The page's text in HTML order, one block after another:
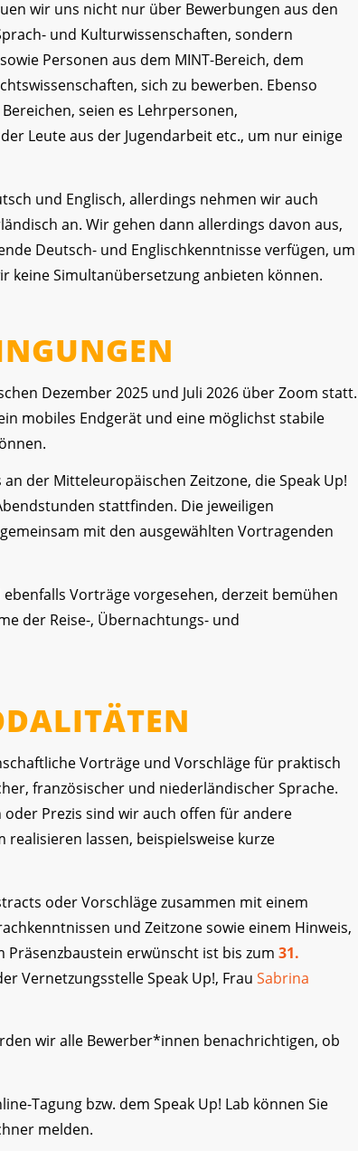
wir uns nicht nur über Bewerbungen aus den
und Kulturwissenschaften, sondern
Personen aus dem MINT-Bereich, dem
sich zu bewerben. Ebenso
seien es Lehrpersonen,
Leute aus der Jugendarbeit etc., um nur einige
und Englisch, allerdings nehmen wir auch
an. Wir gehen dann allerdings davon aus,
Deutsch- und Englischkenntnisse verfügen, um
keine Simultanübersetzung anbieten können.
Dezember 2025 und Juli 2026 über Zoom statt.
mobiles Endgerät und eine möglichst stabile
der Mitteleuropäischen Zeitzone, die Speak Up!
stattfinden. Die jeweiligen
mit den ausgewählten Vortragenden
Vorträge vorgesehen, derzeit bemühen
der Reise-, Übernachtungs- und
Vorträge und Vorschläge für praktisch
französischer und niederländischer Sprache.
Prezis sind wir auch offen für andere
lassen, beispielsweise kurze
oder Vorschläge zusammen mit einem
und Zeitzone sowie einem Hinweis,
erwünscht ist bis zum 31.
Vernetzungsstelle Speak Up!, Frau Sabrina
wir alle Bewerber*innen benachrichtigen, ob
Tagung bzw. dem Speak Up! Lab können Sie
melden.